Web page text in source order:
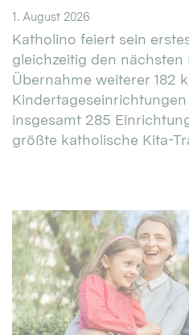
1. August 2026
Katholino feiert sein
gleichzeitig den nächsten
Übernahme weiterer 182
insgesamt 285
größte katholische Kita-